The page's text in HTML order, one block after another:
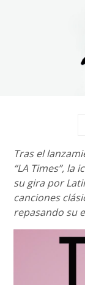
Tras el
“LA Times”, la
su gira por
canciones
repasando su